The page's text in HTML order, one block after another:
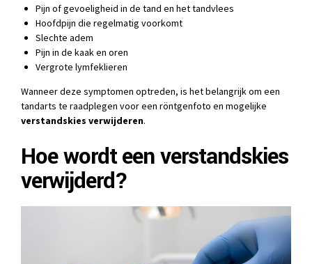
Pijn of gevoeligheid in de tand en het tandvlees
Hoofdpijn die regelmatig voorkomt
Slechte adem
Pijn in de kaak en oren
Vergrote lymfeklieren
Wanneer deze symptomen optreden, is het belangrijk om een
tandarts te raadplegen voor een röntgenfoto en mogelijke
verstandskies verwijderen.
Hoe wordt een verstandskies
verwijderd?